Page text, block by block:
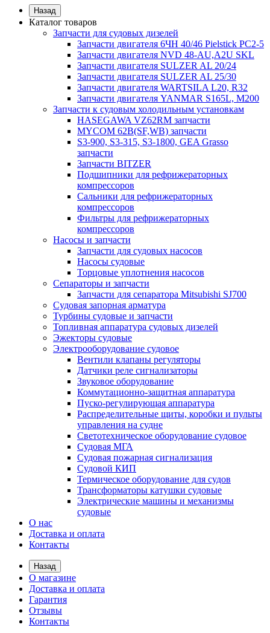
Назад
Каталог товаров
Запчасти для судовых дизелей
Запчасти двигателя 6ЧН 40/46 Pielstick PC2-5
Запчасти двигателя NVD 48-AU,A2U SKL
Запчасти двигателя SULZER AL 20/24
Запчасти двигателя SULZER AL 25/30
Запчасти двигателя WARTSILA L20, R32
Запчасти двигателя YANMAR S165L, M200
Запчасти к судовым холодильным установкам
HASEGAWA VZ62RM запчасти
MYCOM 62B(SF,WB) запчасти
S3-900, S3-315, S3-1800, GEA Grasso
запчасти
Запчасти BITZER
Подшипники для рефрижераторных
компрессоров
Сальники для рефрижераторных
компрессоров
Фильтры для рефрижераторных
компрессоров
Насосы и запчасти
Запчасти для судовых насосов
Насосы судовые
Торцовые уплотнения насосов
Сепараторы и запчасти
Запчасти для сепаратора Mitsubishi SJ700
Судовая запорная арматура
Турбины судовые и запчасти
Топливная аппаратура судовых дизелей
Эжекторы судовые
Электрооборудование судовое
Вентили клапаны регуляторы
Датчики реле сигнализаторы
Звуковое оборудование
Коммутационно-защитная аппаратура
Пуско-регулирующая аппаратура
Распределительные щиты, коробки и пульты
управления на судне
Светотехническое оборудование судовое
Судовая МГА
Судовая пожарная сигнализация
Судовой КИП
Термическое оборудование для судов
Трансформаторы катушки судовые
Электрические машины и механизмы
судовые
О нас
Доставка и оплата
Контакты
Назад
О магазине
Доставка и оплата
Гарантия
Отзывы
Контакты